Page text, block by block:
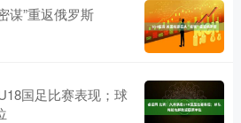
谋”重返俄罗斯
国足比赛表现；球